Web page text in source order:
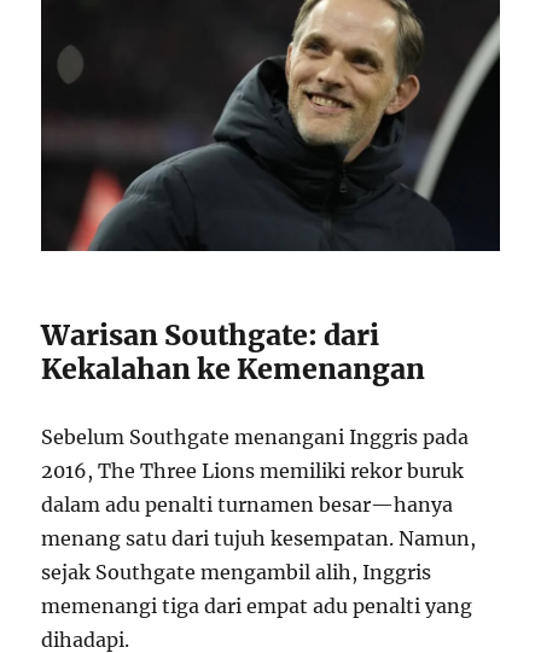
Warisan Southgate: dari
Kekalahan ke Kemenangan
Sebelum Southgate menangani Inggris pada
2016, The Three Lions memiliki rekor buruk
dalam adu penalti turnamen besar—hanya
menang satu dari tujuh kesempatan. Namun,
sejak Southgate mengambil alih, Inggris
memenangi tiga dari empat adu penalti yang
dihadapi.